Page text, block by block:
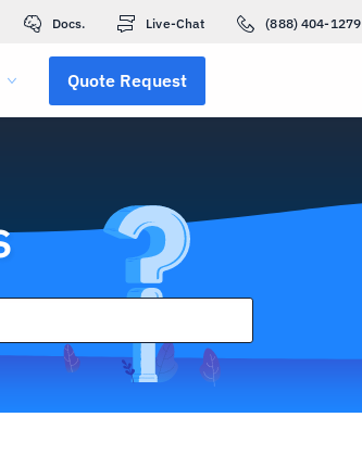
Docs. Live-Chat (888) 404-1279
Quote Request